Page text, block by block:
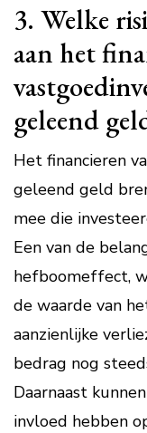
3. Welke
aan het
geleend
Het financieren
geleend geld
mee die
Een van de
hefboomeffect,
de waarde van
aanzienlijke
bedrag nog
Daarnaast
invloed hebben